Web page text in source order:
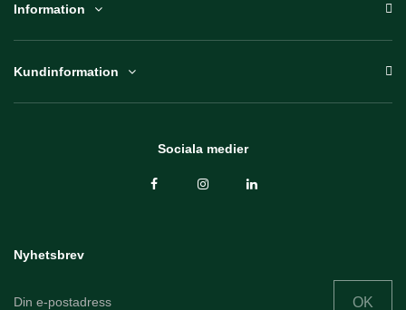
Information
Kundinformation
Sociala medier
Nyhetsbrev
OK